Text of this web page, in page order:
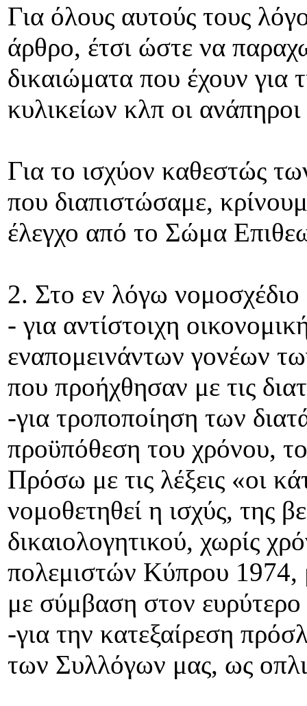
Για όλους αυτούς τους
άρθρο, έτσι ώστε να
δικαιώματα που έχουν για
κυλικείων κλπ οι
Για το ισχύον καθεστώς
που διαπιστώσαμε,
έλεγχο από το Σώμα
2. Στο εν λόγω νομοσχέδιο
- για αντίστοιχη
εναπομεινάντων γονέων
που προήχθησαν με τις
-για τροποποίηση των
προϋπόθεση του χρόνου,
Πρόσω με τις λέξεις «οι
νομοθετηθεί η ισχύς,
δικαιολογητικού, χωρίς
πολεμιστών Κύπρου
με σύμβαση στον
-για την κατεξαίρεση
των Συλλόγων μας, ως